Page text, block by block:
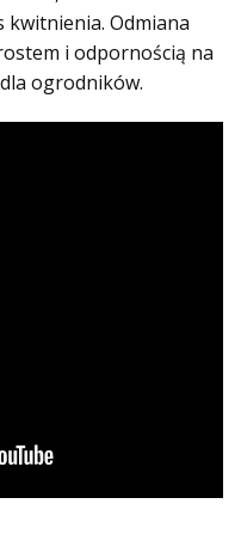
kwitnienia. Odmiana
i odpornością na
ogrodników.